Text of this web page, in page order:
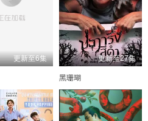
更新至6集 更新至27集
黑珊瑚